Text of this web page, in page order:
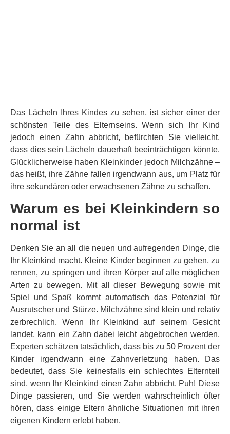
Das Lächeln Ihres Kindes zu sehen, ist sicher einer der
schönsten Teile des Elternseins. Wenn sich Ihr Kind
jedoch einen Zahn abbricht, befürchten Sie vielleicht,
dass dies sein Lächeln dauerhaft beeinträchtigen könnte.
Glücklicherweise haben Kleinkinder jedoch Milchzähne –
das heißt, ihre Zähne fallen irgendwann aus, um Platz für
ihre sekundären oder erwachsenen Zähne zu schaffen.
Warum es bei Kleinkindern so
normal ist
Denken Sie an all die neuen und aufregenden Dinge, die
Ihr Kleinkind macht. Kleine Kinder beginnen zu gehen, zu
rennen, zu springen und ihren Körper auf alle möglichen
Arten zu bewegen. Mit all dieser Bewegung sowie mit
Spiel und Spaß kommt automatisch das Potenzial für
Ausrutscher und Stürze. Milchzähne sind klein und relativ
zerbrechlich. Wenn Ihr Kleinkind auf seinem Gesicht
landet, kann ein Zahn dabei leicht abgebrochen werden.
Experten schätzen tatsächlich, dass bis zu 50 Prozent der
Kinder irgendwann eine Zahnverletzung haben. Das
bedeutet, dass Sie keinesfalls ein schlechtes Elternteil
sind, wenn Ihr Kleinkind einen Zahn abbricht. Puh! Diese
Dinge passieren, und Sie werden wahrscheinlich öfter
hören, dass einige Eltern ähnliche Situationen mit ihren
eigenen Kindern erlebt haben.